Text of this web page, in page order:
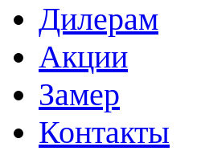
Дилерам
Акции
Замер
Контакты